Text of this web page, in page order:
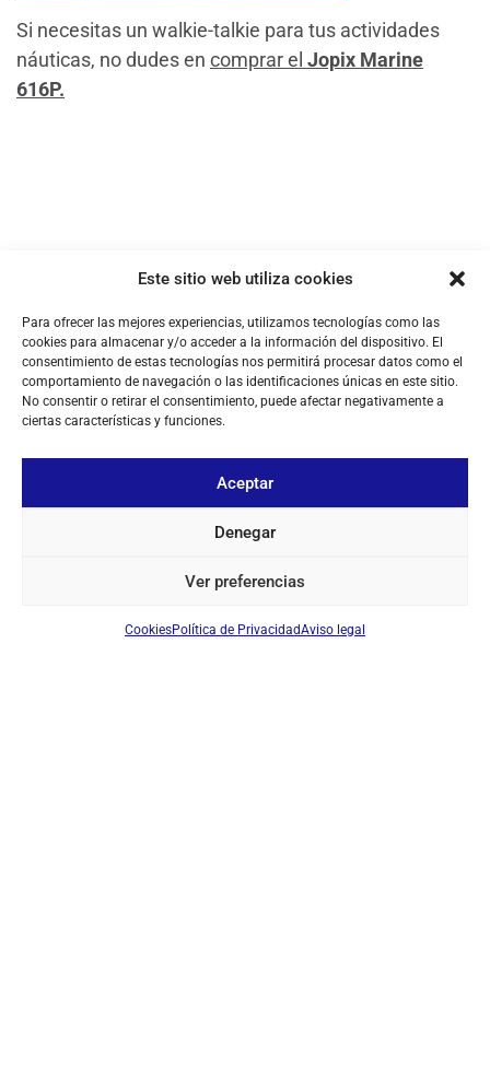
Este sitio web utiliza cookies
Para ofrecer las mejores experiencias, utilizamos tecnologías como las
cookies para almacenar y/o acceder a la información del dispositivo. El
consentimiento de estas tecnologías nos permitirá procesar datos como el
comportamiento de navegación o las identificaciones únicas en este sitio.
No consentir o retirar el consentimiento, puede afectar negativamente a
ciertas características y funciones.
Aceptar
Denegar
Ver preferencias
CookiesPolítica de PrivacidadAviso legal
Si necesitas un walkie-talkie para tus actividades
náuticas, no dudes en comprar el Jopix Marine
616P.